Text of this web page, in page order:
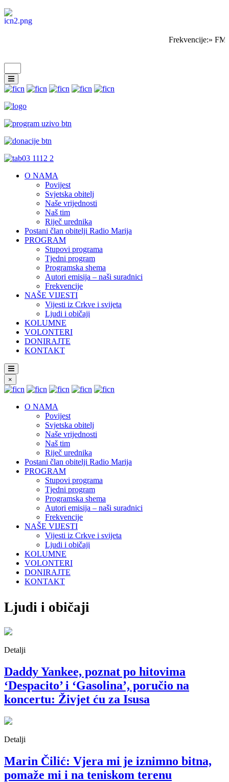
Frekvencije:»
O NAMA
Povijest
Svjetska obitelj
Naše vrijednosti
Naš tim
Riječ urednika
Postani član obitelji Radio Marija
PROGRAM
Stupovi programa
Tjedni program
Programska shema
Autori emisija – naši suradnici
Frekvencije
NAŠE VIJESTI
Vijesti iz Crkve i svijeta
Ljudi i običaji
KOLUMNE
VOLONTERI
DONIRAJTE
KONTAKT
×
O NAMA
Povijest
Svjetska obitelj
Naše vrijednosti
Naš tim
Riječ urednika
Postani član obitelji Radio Marija
PROGRAM
Stupovi programa
Tjedni program
Programska shema
Autori emisija – naši suradnici
Frekvencije
NAŠE VIJESTI
Vijesti iz Crkve i svijeta
Ljudi i običaji
KOLUMNE
VOLONTERI
DONIRAJTE
KONTAKT
Ljudi i običaji
Detalji
Daddy Yankee, poznat po hitovima
‘Despacito’ i ‘Gasolina’, poručio na
koncertu: Živjet ću za Isusa
Detalji
Marin Čilić: Vjera mi je iznimno bitna,
pomaže mi i na teniskom terenu